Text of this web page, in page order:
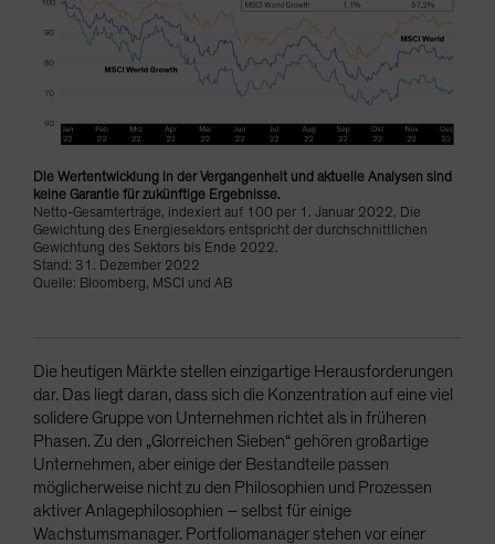
Die Wertentwicklung in der Vergangenheit und aktuelle Analysen sind
keine Garantie für zukünftige Ergebnisse.
Netto-Gesamterträge, indexiert auf 100 per 1. Januar 2022. Die
Gewichtung des Energiesektors entspricht der durchschnittlichen
Gewichtung des Sektors bis Ende 2022.
Stand: 31. Dezember 2022
Quelle: Bloomberg, MSCI und AB
Die heutigen Märkte stellen einzigartige Herausforderungen
dar. Das liegt daran, dass sich die Konzentration auf eine viel
solidere Gruppe von Unternehmen richtet als in früheren
Phasen. Zu den „Glorreichen Sieben“ gehören großartige
Unternehmen, aber einige der Bestandteile passen
möglicherweise nicht zu den Philosophien und Prozessen
aktiver Anlagephilosophien – selbst für einige
Wachstumsmanager. Portfoliomanager stehen vor einer